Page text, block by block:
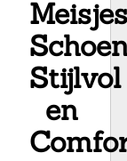
Meisjes
Stijlvol
en